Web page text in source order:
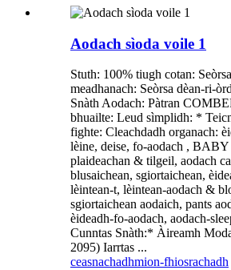
Aodach sìoda voile 1
Stuth: 100% tiugh cotan:
meadhanach: Seòrsa dèan-ri-
Snàth Aodach: Pàtran
bhuailte: Leud sìmplidh: *
fighte: Cleachdadh organach:
lèine, deise, fo-aodach ,
plaideachan & tilgeil, aodach
blusaichean, sgiortaichean,
lèintean-t, lèintean-aodach &
sgiortaichean aodaich, pants
èideadh-fo-aodach, aodach-
Cunntas Snàth:* Àireamh
2095) Iarrtas ...
ceasnachadhmion-fhiosrachadh